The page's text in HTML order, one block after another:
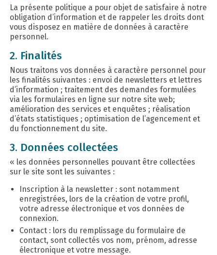
La présente politique a pour objet de satisfaire à notre
obligation d’information et de rappeler les droits dont
vous disposez en matière de données à caractère
personnel.
2. Finalités
Nous traitons vos données à caractère personnel pour
les finalités suivantes : envoi de newsletters et lettres
d’information ; traitement des demandes formulées
via les formulaires en ligne sur notre site web;
amélioration des services et enquêtes ; réalisation
d’états statistiques ; optimisation de l’agencement et
du fonctionnement du site.
3. Données collectées
« les données personnelles pouvant être collectées
sur le site sont les suivantes :
Inscription à la newsletter : sont notamment
enregistrées, lors de la création de votre profil,
votre adresse électronique et vos données de
connexion.
Contact : lors du remplissage du formulaire de
contact, sont collectés vos nom, prénom, adresse
électronique et votre message.